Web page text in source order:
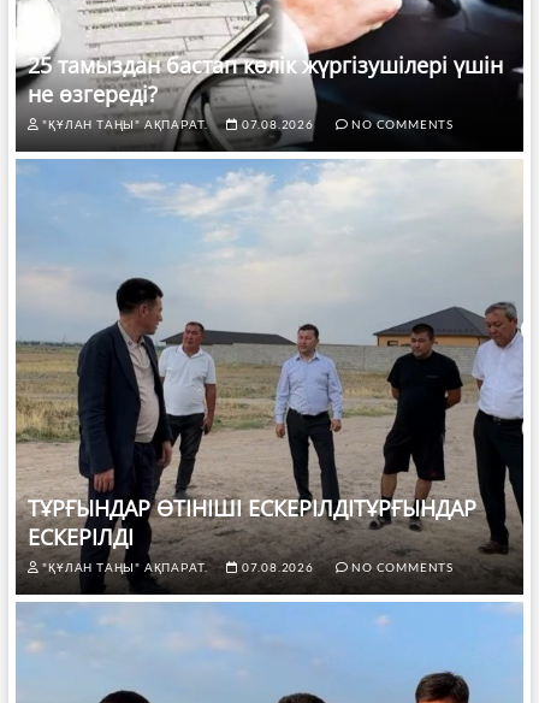
25 тамыздан бастап көлік жүргізушілері үшін
не өзгереді?
"ҚҰЛАН ТАҢЫ" АҚПАРАТ. 07.08.2026 NO COMMENTS
ТҰРҒЫНДАР ӨТІНІШІ ЕСКЕРІЛДІТҰРҒЫНДАР
ЕСКЕРІЛДІ
"ҚҰЛАН ТАҢЫ" АҚПАРАТ. 07.08.2026 NO COMMENTS